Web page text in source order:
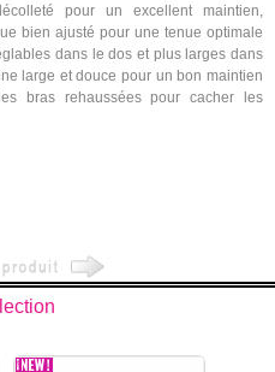
pour un excellent maintien,
bien ajusté pour une tenue optimale
dans le dos et plus larges dans
large et douce pour un bon maintien
bras rehaussées pour cacher les